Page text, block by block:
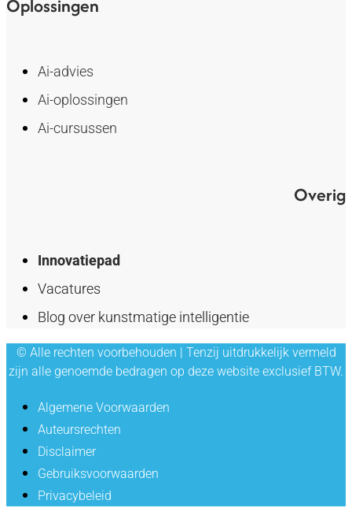
Oplossingen
Ai-advies
Ai-oplossingen
Ai-cursussen
Overig
Innovatiepad
Vacatures
Blog over kunstmatige intelligentie
© Alle rechten voorbehouden | Tenzij uitdrukkelijk vermeld
zijn alle genoemde bedragen op deze website exclusief BTW.
Algemene Voorwaarden
Auteursrechten
Disclaimer
Gebruiksvoorwaarden
Privacybeleid